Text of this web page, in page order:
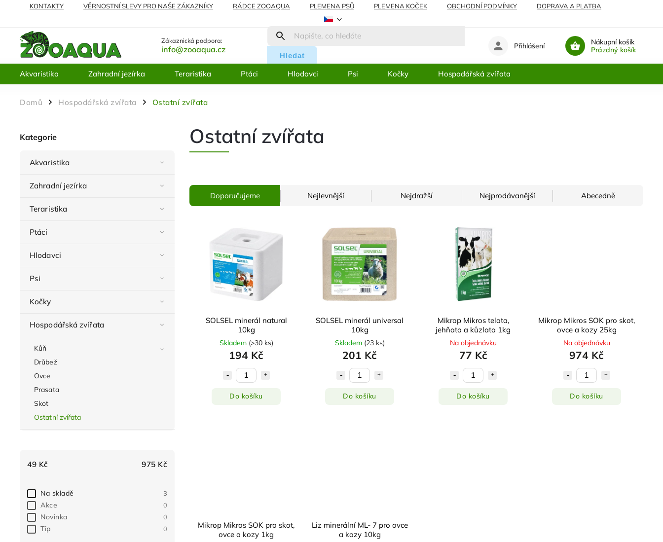
KONTAKTY VĚRNOSTNÍ SLEVY PRO NAŠE ZÁKAZNÍKY RÁDCE ZOOAQUA PLEMENA PSŮ PLEMENA KOČEK OBCHODNÍ PODMÍNKY
DOPRAVA A PLATBA
Zákaznická podpora:
info@zooaqua.cz
Hledat
Nákupní košík
Prázdný košík
Přihlášení
Akvaristika Zahradní jezírka Teraristika Ptáci Hlodavci Psi Kočky Hospodářská zvířata
Domů / Hospodářská zvířata / Ostatní zvířata
Kategorie
Akvaristika
Zahradní jezírka
Teraristika
Ptáci
Hlodavci
Psi
Kočky
Hospodářská zvířata
Kůň
Drůbež
Ovce
Prasata
Skot
Ostatní zvířata
49 Kč 975 Kč
Na skladě 3
Akce 0
Novinka 0
Tip 0
Ostatní zvířata
Doporučujeme Nejlevnější Nejdražší Nejprodávanější Abecedně
SOLSEL minerál natural
10kg
Skladem (>30 ks)
194 Kč
Do košíku
SOLSEL minerál universal
10kg
Skladem (23 ks)
201 Kč
Do košíku
Mikrop Mikros telata,
jehňata a kůzlata 1kg
Na objednávku
77 Kč
Do košíku
Mikrop Mikros SOK pro skot,
ovce a kozy 25kg
Na objednávku
974 Kč
Do košíku
Mikrop Mikros SOK pro skot,
ovce a kozy 1kg
Liz minerální ML- 7 pro ovce
a kozy 10kg